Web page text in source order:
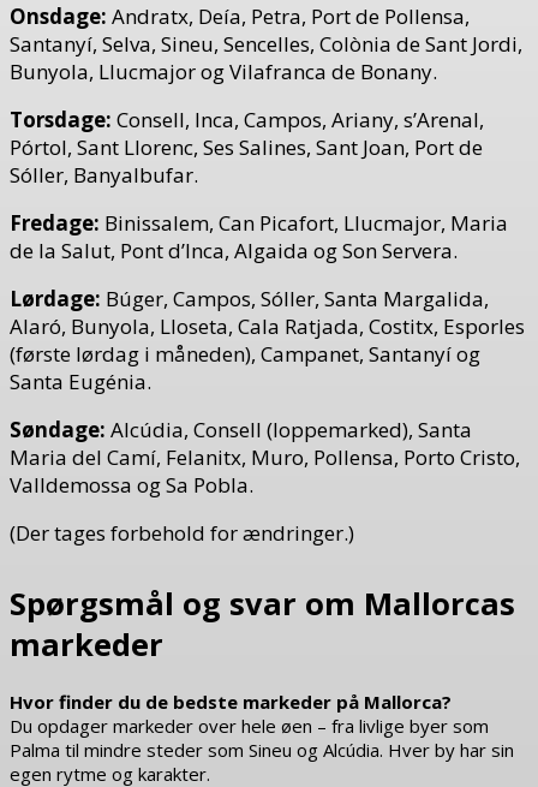
Onsdage: Andratx, Deía, Petra, Port de Pollensa,
Santanyí, Selva, Sineu, Sencelles, Colònia de Sant Jordi,
Bunyola, Llucmajor og Vilafranca de Bonany.
Torsdage: Consell, Inca, Campos, Ariany, s’Arenal,
Pórtol, Sant Llorenc, Ses Salines, Sant Joan, Port de
Sóller, Banyalbufar.
Fredage: Binissalem, Can Picafort, Llucmajor, Maria
de la Salut, Pont d’Inca, Algaida og Son Servera.
Lørdage: Búger, Campos, Sóller, Santa Margalida,
Alaró, Bunyola, Lloseta, Cala Ratjada, Costitx, Esporles
(første lørdag i måneden), Campanet, Santanyí og
Santa Eugénia.
Søndage: Alcúdia, Consell (loppemarked), Santa
Maria del Camí, Felanitx, Muro, Pollensa, Porto Cristo,
Valldemossa og Sa Pobla.
(Der tages forbehold for ændringer.)
Spørgsmål og svar om Mallorcas
markeder
Hvor finder du de bedste markeder på Mallorca?
Du opdager markeder over hele øen – fra livlige byer som
Palma til mindre steder som Sineu og Alcúdia. Hver by har sin
egen rytme og karakter.